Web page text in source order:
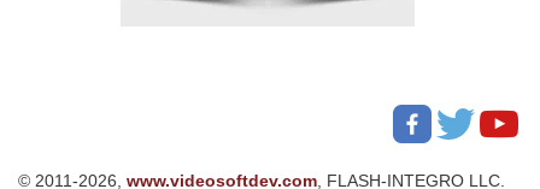
© 2011-2026, www.videosoftdev.com, FLASH-INTEGRO LLC.